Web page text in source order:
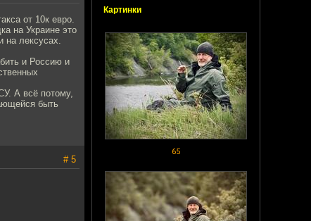
Картинки
65
от 10к евро.
на Украине это
на лексусах.
и Россию и
А всё потому,
быть
# 5